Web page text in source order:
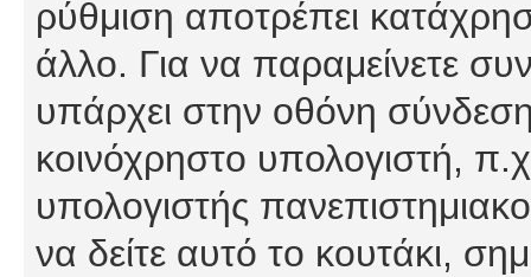
ρύθμιση αποτρέπει
άλλο. Για να παραμείνετε
υπάρχει στην οθόνη
κοινόχρηστο υπολογιστή,
υπολογιστής
να δείτε αυτό το κουτάκι,